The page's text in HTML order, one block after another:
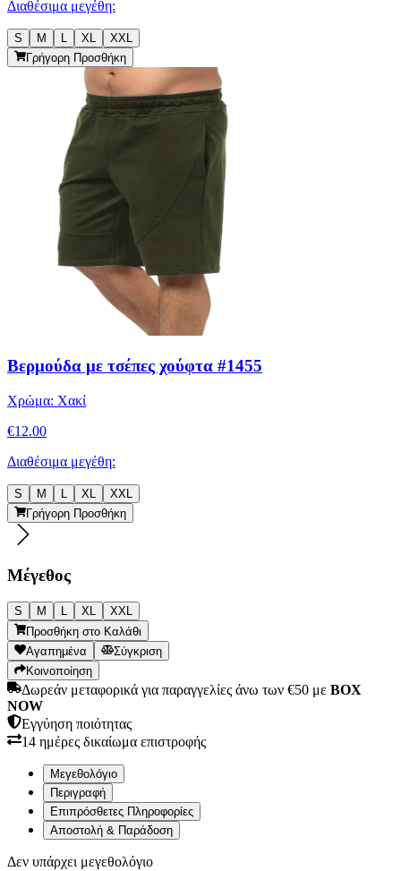
Διαθέσιμα μεγέθη:
S M XL
XXL
Γρήγορη Προσθήκη
Βερμούδα με τσέπες χούφτα #1455
Χρώμα: Χακί
€12.00
Διαθέσιμα μεγέθη:
S M L XL
XXL
Γρήγορη Προσθήκη
Μέγεθος
S M L XL
XXL
Προσθήκη στο Καλάθι
Αγαπημένα
Σύγκριση
Κοινοποίηση
Δωρεάν μεταφορικά για παραγγελίες άνω των €50 με BOX
NOW
Εγγύηση ποιότητας
14 ημέρες δικαίωμα επιστροφής
Μεγεθολόγιο
Περιγραφή
Επιπρόσθετες Πληροφορίες
Αποστολή & Παράδοση
Δεν υπάρχει μεγεθολόγιο